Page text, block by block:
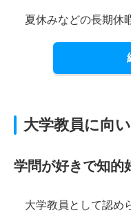
夏休みなどの長期休
大学教員に向
学問が好きで知的
大学教員として認め